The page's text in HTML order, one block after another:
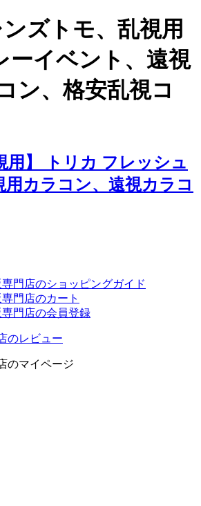
ズトモ、乱視用
ーイベント、遠視
ン、格安乱視コ
】 トリカ フレッシュ
カラコン、遠視カラコ
門店のショッピングガイド
門店のカート
門店の会員登録
のレビュー
のマイページ